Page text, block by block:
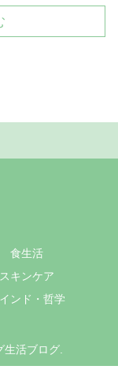
食生活
スキンケア
ンド・哲学
活ブログ.